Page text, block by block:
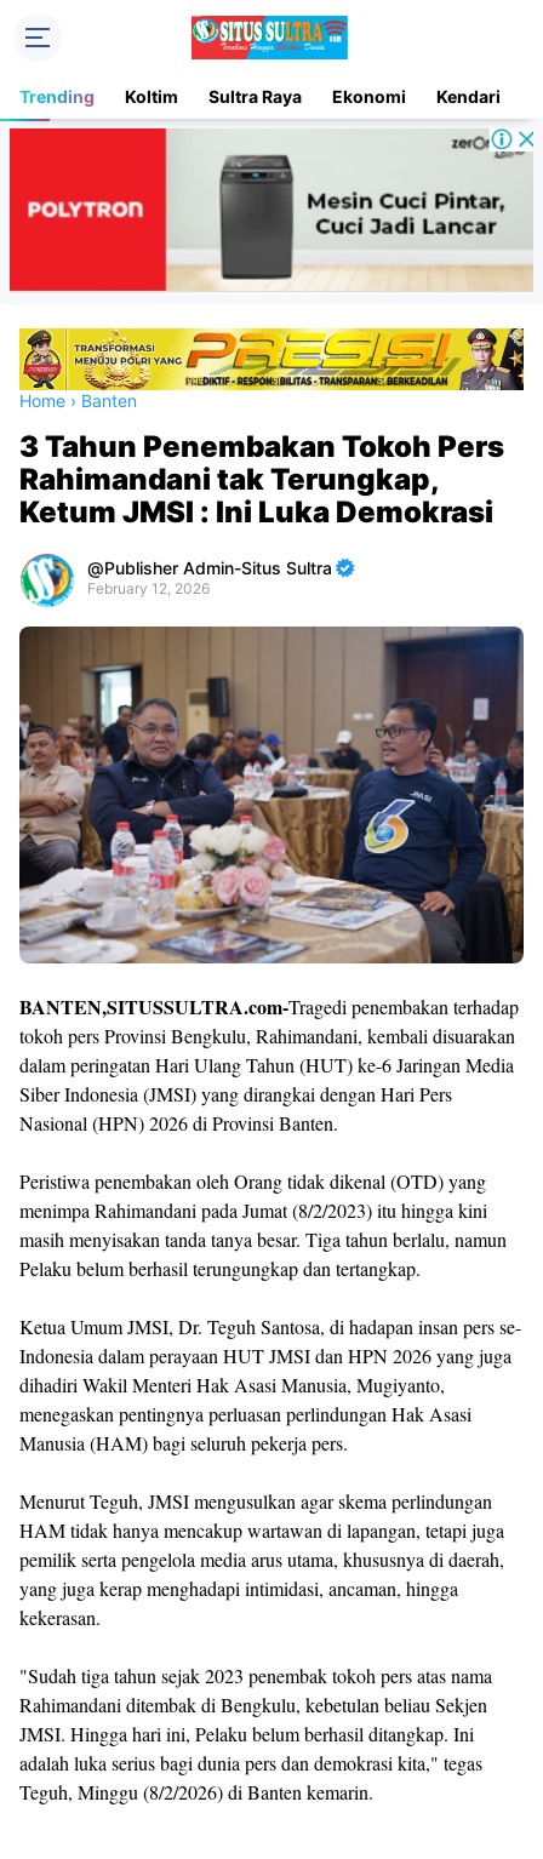
Trending Koltim Sultra Raya Ekonomi Kendari
Home › Banten
3 Tahun Penembakan Tokoh Pers
Rahimandani tak Terungkap,
Ketum JMSI : Ini Luka Demokrasi
Publisher Admin-Situs Sultra
February 12, 2026
Premium
Raushan
Design
With
Shroff
Templates
BANTEN,SITUSSULTRA.com-Tragedi penembakan terhadap
tokoh pers Provinsi Bengkulu, Rahimandani, kembali disuarakan
dalam peringatan Hari Ulang Tahun (HUT) ke-6 Jaringan Media
Siber Indonesia (JMSI) yang dirangkai dengan Hari Pers
Nasional (HPN) 2026 di Provinsi Banten.
Peristiwa penembakan oleh Orang tidak dikenal (OTD) yang
menimpa Rahimandani pada Jumat (8/2/2023) itu hingga kini
masih menyisakan tanda tanya besar. Tiga tahun berlalu, namun
Pelaku belum berhasil terungungkap dan tertangkap.
Ketua Umum JMSI, Dr. Teguh Santosa, di hadapan insan pers se-
Indonesia dalam perayaan HUT JMSI dan HPN 2026 yang juga
dihadiri Wakil Menteri Hak Asasi Manusia, Mugiyanto,
menegaskan pentingnya perluasan perlindungan Hak Asasi
Manusia (HAM) bagi seluruh pekerja pers.
Menurut Teguh, JMSI mengusulkan agar skema perlindungan
HAM tidak hanya mencakup wartawan di lapangan, tetapi juga
pemilik serta pengelola media arus utama, khususnya di daerah,
yang juga kerap menghadapi intimidasi, ancaman, hingga
kekerasan.
"Sudah tiga tahun sejak 2023 penembak tokoh pers atas nama
Rahimandani ditembak di Bengkulu, kebetulan beliau Sekjen
JMSI. Hingga hari ini, Pelaku belum berhasil ditangkap. Ini
adalah luka serius bagi dunia pers dan demokrasi kita," tegas
Teguh, Minggu (8/2/2026) di Banten kemarin.